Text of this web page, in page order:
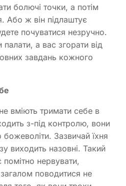
болючі точки, а потім
Або ж він підлаштує
почуватися незручно.
а вас згорати від
завдань кожного
вміють тримати себе в
з-під контролю, вони
Зазвичай їхня
виходить назовні. Такий
помітно нервувати,
поводитися не